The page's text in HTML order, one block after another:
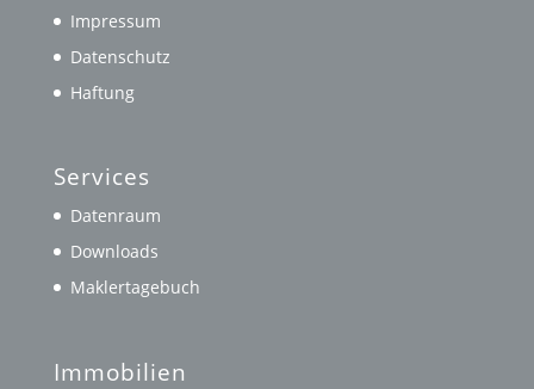
Impressum
Datenschutz
Haftung
Services
Datenraum
Downloads
Maklertagebuch
Immobilien